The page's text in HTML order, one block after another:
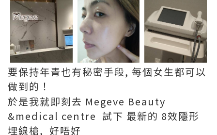
要保持年青也有秘密手段, 每個女生都可以
做到的！
於是我就即刻去 Megeve Beauty
&medical centre 試下 最新的 8效隱形
埋線槍, 好唔好